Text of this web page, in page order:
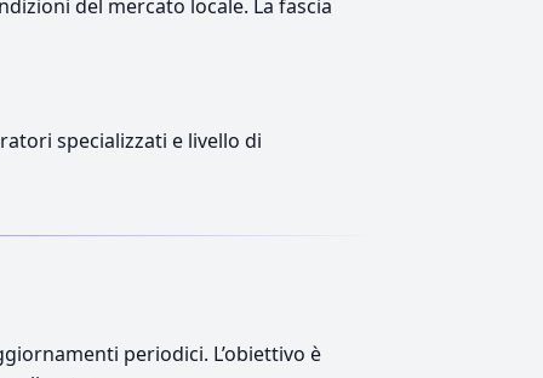
del mercato locale. La fascia
specializzati e livello di
periodici. L’obiettivo è